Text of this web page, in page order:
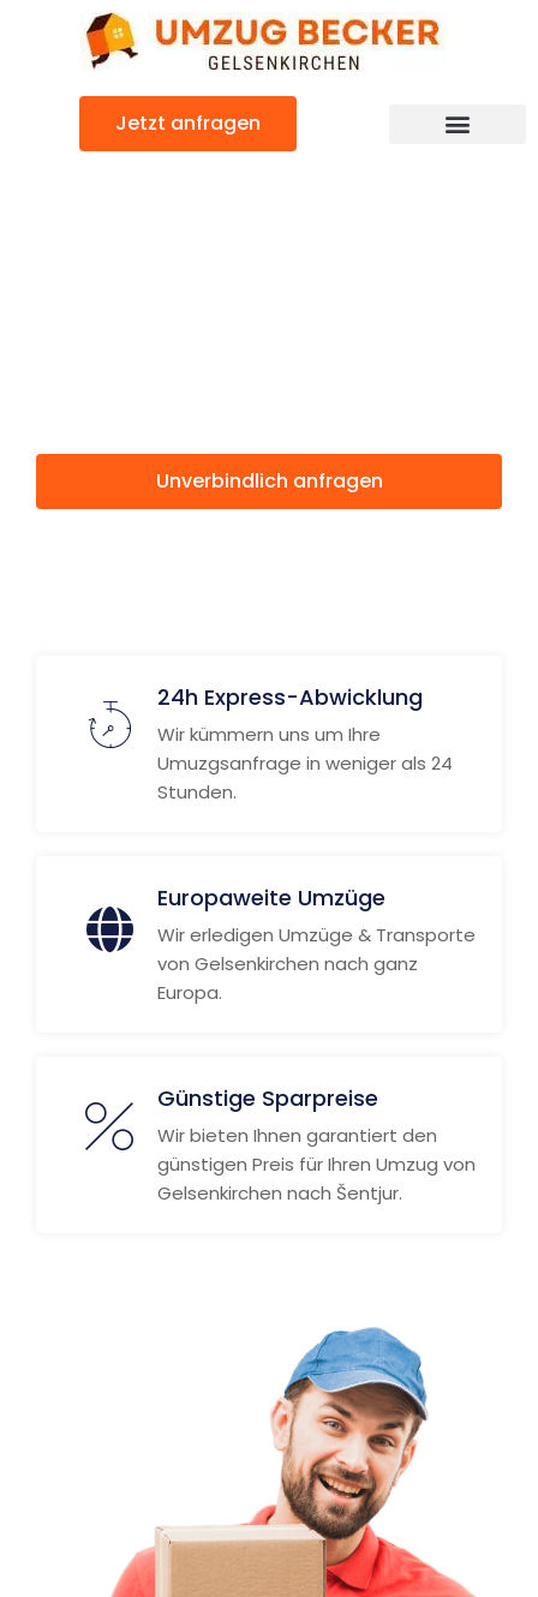
Jetzt anfragen
Unverbindlich anfragen
24h Express-Abwicklung
Wir kümmern uns um Ihre
Umuzgsanfrage in weniger als 24
Stunden.
Europaweite Umzüge
Wir erledigen Umzüge & Transporte
von Gelsenkirchen nach ganz
Europa.
Günstige Sparpreise
Wir bieten Ihnen garantiert den
günstigen Preis für Ihren Umzug von
Gelsenkirchen nach Šentjur.